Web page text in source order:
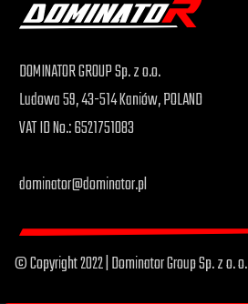
DOMINATOR GROUP Sp. z o.o.
Ludowa 59, 43-514 Kaniów, POLAND
VAT ID No.: 6521751083
dominator@dominator.pl
© Copyright 2022 | Dominator Group Sp. z o. o.